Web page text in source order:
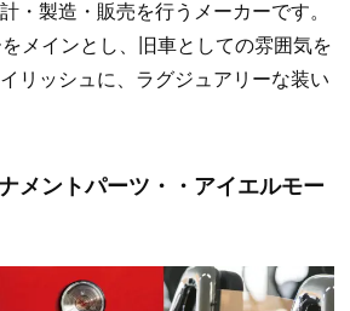
・製造・販売を行うメーカーです。
メインとし、旧車としての雰囲気を
リッシュに、ラグジュアリーな装い
メントパーツ・・アイエルモー